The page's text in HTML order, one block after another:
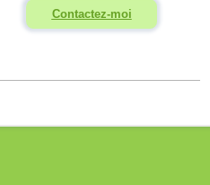
Contactez-moi